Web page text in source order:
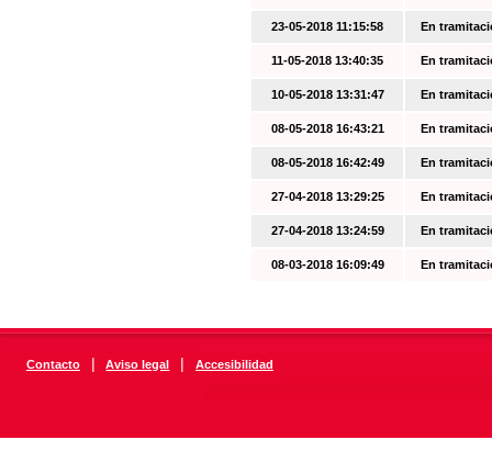
23-05-2018 11:15:58 En
11-05-2018 13:40:35 En
10-05-2018 13:31:47 En
08-05-2018 16:43:21 En
08-05-2018 16:42:49 En
27-04-2018 13:29:25 En
27-04-2018 13:24:59 En
08-03-2018 16:09:49 En
Contacto | Aviso legal | Accesibilidad